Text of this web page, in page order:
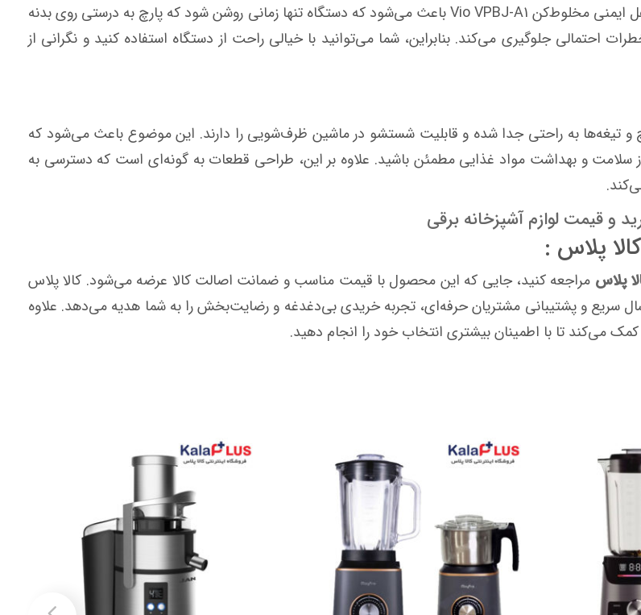
امنیت کاربران در طراحی این دستگاه به خوبی لحاظ شده است. سیستم قفل ایمنی مخلوط‌کن Vio VPBJ-A1 باعث می‌شود که دستگاه تنها زمانی روشن شود که پارچ به درستی روی بدنه
احتمالی جلوگیری می‌کند. بنابراین، شما می‌توانید با خیالی راحت از دستگاه استفاده کنید و نگرانی از
و تیغه‌ها به راحتی جدا شده و قابلیت شستشو در ماشین ظرف‌شویی را دارند. این موضوع باعث می‌شود که
از سلامت و بهداشت مواد غذایی مطمئن باشید. علاوه بر این، طراحی قطعات به گونه‌ای است که دسترسی به
و قیمت لوازم آشپزخانه برقی
پلاس مراجعه کنید، جایی که این محصول با قیمت مناسب و ضمانت اصالت کالا عرضه می‌شود. کالا پلاس
سریع و پشتیبانی مشتریان حرفه‌ای، تجربه خریدی بی‌دغدغه و رضایت‌بخش را به شما هدیه می‌دهد. علاوه
می‌کند تا با اطمینان بیشتری انتخاب خود را انجام دهید.